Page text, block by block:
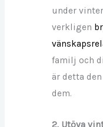
under
verkligen
familj och
är detta
dem.
2. Utöva